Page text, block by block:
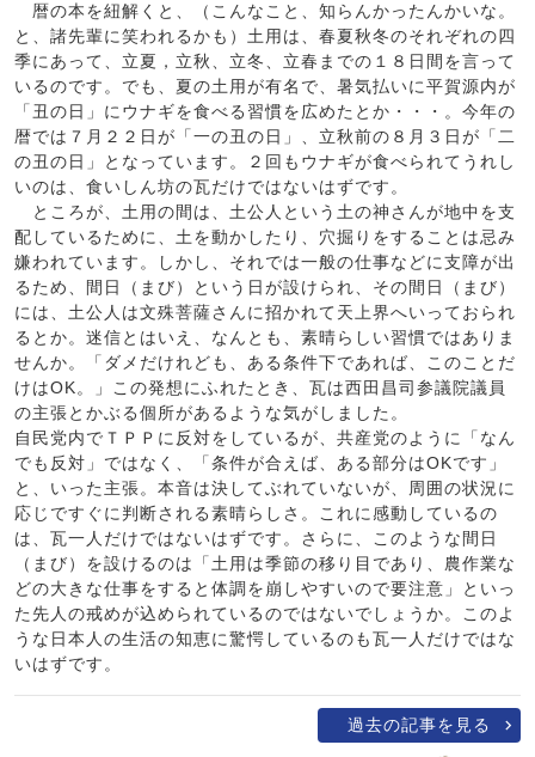
暦の本を紐解くと、（こんなこと、知らんかったんかいな。
と、諸先輩に笑われるかも）土用は、春夏秋冬のそれぞれの四
季にあって、立夏，立秋、立冬、立春までの１８日間を言って
いるのです。でも、夏の土用が有名で、暑気払いに平賀源内が
「丑の日」にウナギを食べる習慣を広めたとか・・・。今年の
暦では７月２２日が「一の丑の日」、立秋前の８月３日が「二
の丑の日」となっています。２回もウナギが食べられてうれし
いのは、食いしん坊の瓦だけではないはずです。
ところが、土用の間は、土公人という土の神さんが地中を支
配しているために、土を動かしたり、穴掘りをすることは忌み
嫌われています。しかし、それでは一般の仕事などに支障が出
るため、間日（まび）という日が設けられ、その間日（まび）
には、土公人は文殊菩薩さんに招かれて天上界へいっておられ
るとか。迷信とはいえ、なんとも、素晴らしい習慣ではありま
せんか。「ダメだけれども、ある条件下であれば、このことだ
けはOK。」この発想にふれたとき、瓦は西田昌司参議院議員
の主張とかぶる個所があるような気がしました。
自民党内でＴＰＰに反対をしているが、共産党のように「なん
でも反対」ではなく、「条件が合えば、ある部分はOKです」
と、いった主張。本音は決してぶれていないが、周囲の状況に
応じですぐに判断される素晴らしさ。これに感動しているの
は、瓦一人だけではないはずです。さらに、このような間日
（まび）を設けるのは「土用は季節の移り目であり、農作業な
どの大きな仕事をすると体調を崩しやすいので要注意」といっ
た先人の戒めが込められているのではないでしょうか。このよ
うな日本人の生活の知恵に驚愕しているのも瓦一人だけではな
いはずです。
過去の記事を見る